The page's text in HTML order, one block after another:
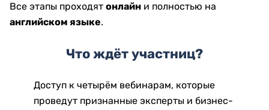
Все этапы проходят онлайн и полностью на
английском языке.
Что ждёт участниц?
Доступ к четырём вебинарам, которые
проведут признанные эксперты и бизнес-